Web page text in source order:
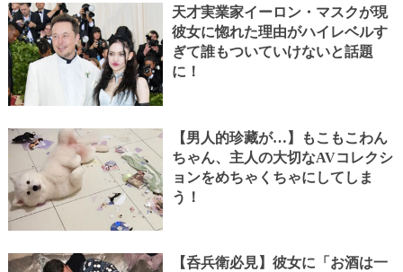
天才実業家イーロン・マスクが現
彼女に惚れた理由がハイレベルす
ぎて誰もついていけないと話題
に！
【男人的珍藏が…】もこもこわん
ちゃん、主人の大切なAVコレクシ
ョンをめちゃくちゃにしてしま
う！
【呑兵衛必見】彼女に「お酒は一